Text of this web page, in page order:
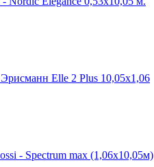
Elle 2 Plus 10,05x1,06
- Spectrum max (1,06x10,05м)